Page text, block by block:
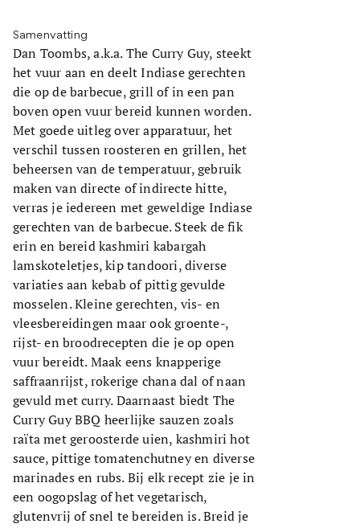
Samenvatting
Dan Toombs, a.k.a. The Curry Guy, steekt
het vuur aan en deelt Indiase gerechten
die op de barbecue, grill of in een pan
boven open vuur bereid kunnen worden.
Met goede uitleg over apparatuur, het
verschil tussen roosteren en grillen, het
beheersen van de temperatuur, gebruik
maken van directe of indirecte hitte,
verras je iedereen met geweldige Indiase
gerechten van de barbecue. Steek de fik
erin en bereid kashmiri kabargah
lamskoteletjes, kip tandoori, diverse
variaties aan kebab of pittig gevulde
mosselen. Kleine gerechten, vis- en
vleesbereidingen maar ook groente-,
rijst- en broodrecepten die je op open
vuur bereidt. Maak eens knapperige
saffraanrijst, rokerige chana dal of naan
gevuld met curry. Daarnaast biedt The
Curry Guy BBQ heerlijke sauzen zoals
raïta met geroosterde uien, kashmiri hot
sauce, pittige tomatenchutney en diverse
marinades en rubs. Bij elk recept zie je in
een oogopslag of het vegetarisch,
glutenvrij of snel te bereiden is. Breid je